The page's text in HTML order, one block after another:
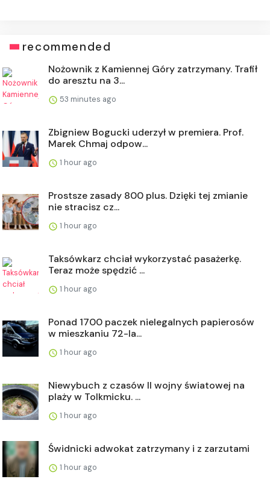
recommended
Nożownik z Kamiennej Góry zatrzymany. Trafił
do aresztu na 3...
53 minutes ago
Zbigniew Bogucki uderzył w premiera. Prof.
Marek Chmaj odpow...
1 hour ago
Prostsze zasady 800 plus. Dzięki tej zmianie
nie stracisz cz...
1 hour ago
Taksówkarz chciał wykorzystać pasażerkę.
Teraz może spędzić ...
1 hour ago
Ponad 1700 paczek nielegalnych papierosów
w mieszkaniu 72-la...
1 hour ago
Niewybuch z czasów II wojny światowej na
plaży w Tolkmicku. ...
1 hour ago
Świdnicki adwokat zatrzymany i z zarzutami
1 hour ago